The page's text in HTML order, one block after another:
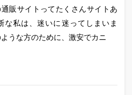
販サイトってたくさんサイトあ
な私は、迷いに迷ってしまいま
うな方のために、激安でカニ